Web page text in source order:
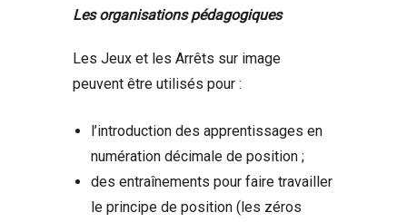
Les organisations pédagogiques
Les Jeux et les Arrêts sur image
peuvent être utilisés pour :
l’introduction des apprentissages en
numération décimale de position ;
des entraînements pour faire travailler
le principe de position (les zéros